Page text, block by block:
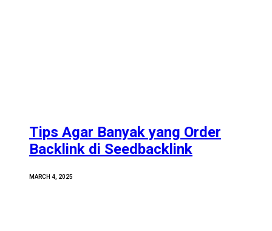
Tips Agar Banyak yang Order
Backlink di Seedbacklink
MARCH 4, 2025